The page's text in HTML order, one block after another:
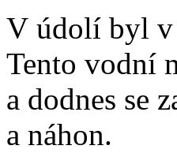
V údolí byl v
Tento vodní
a dodnes se
a náhon.